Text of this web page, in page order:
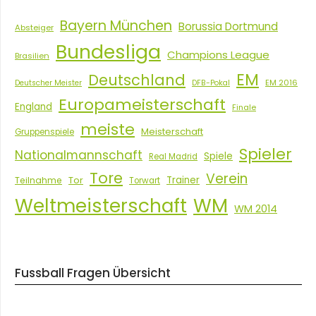
Absteiger Bayern München Borussia Dortmund
Brasilien Bundesliga Champions League
Deutscher Meister Deutschland DFB-Pokal EM EM 2016
England Europameisterschaft Finale
Gruppenspiele meiste Meisterschaft
Nationalmannschaft Real Madrid Spiele Spieler
Teilnahme Tor Tore Torwart Trainer Verein
Weltmeisterschaft WM WM 2014
Fussball Fragen Übersicht